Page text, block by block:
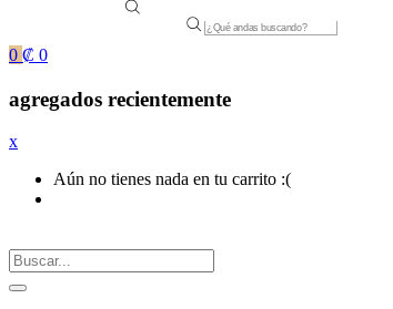
Products
search
0 ₡ 0
agregados recientemente
x
Aún no tienes nada en tu carrito :(